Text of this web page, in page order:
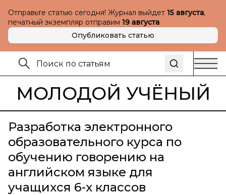
Отправьте статью сегодня! Журнал выйдет 15 августа,
печатный экземпляр отправим 19 августа
Опубликовать статью
МОЛОДОЙ УЧЁНЫЙ
Разработка электронного
образовательного курса по
обучению говорению на
английском языке для
учащихся 6-х классов